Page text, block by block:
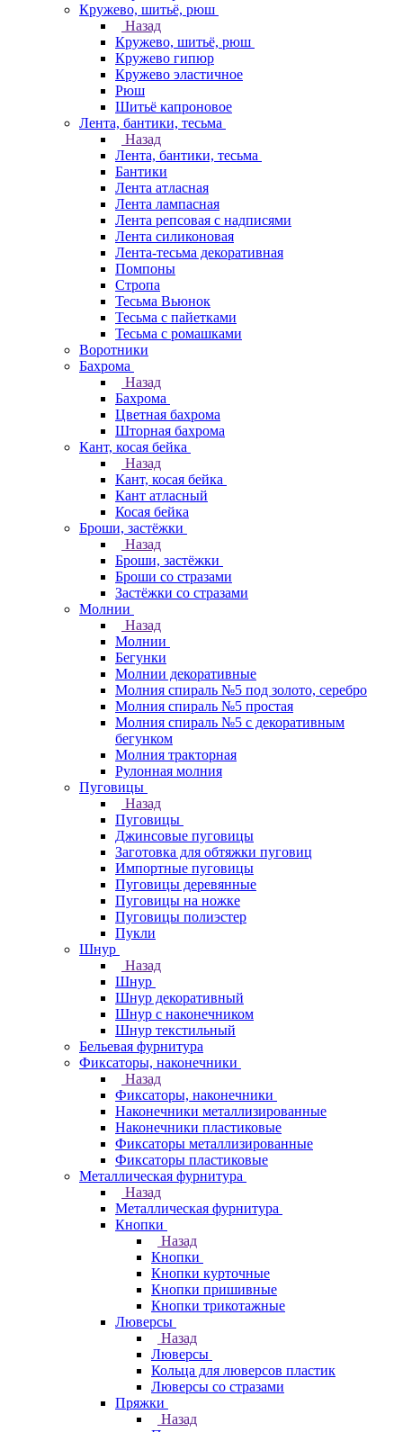
Кружево, шитьё, рюш
Назад
Кружево, шитьё, рюш
Кружево гипюр
Кружево эластичное
Рюш
Шитьё капроновое
Лента, бантики, тесьма
Назад
Лента, бантики, тесьма
Бантики
Лента атласная
Лента лампасная
Лента репсовая с надписями
Лента силиконовая
Лента-тесьма декоративная
Помпоны
Стропа
Тесьма Вьюнок
Тесьма с пайетками
Тесьма с ромашками
Воротники
Бахрома
Назад
Бахрома
Цветная бахрома
Шторная бахрома
Кант, косая бейка
Назад
Кант, косая бейка
Кант атласный
Косая бейка
Броши, застёжки
Назад
Броши, застёжки
Броши со стразами
Застёжки со стразами
Молнии
Назад
Молнии
Бегунки
Молнии декоративные
Молния спираль №5 под золото, серебро
Молния спираль №5 простая
Молния спираль №5 с декоративным
бегунком
Молния тракторная
Рулонная молния
Пуговицы
Назад
Пуговицы
Джинсовые пуговицы
Заготовка для обтяжки пуговиц
Импортные пуговицы
Пуговицы деревянные
Пуговицы на ножке
Пуговицы полиэстер
Пукли
Шнур
Назад
Шнур
Шнур декоративный
Шнур с наконечником
Шнур текстильный
Бельевая фурнитура
Фиксаторы, наконечники
Назад
Фиксаторы, наконечники
Наконечники металлизированные
Наконечники пластиковые
Фиксаторы металлизированные
Фиксаторы пластиковые
Металлическая фурнитура
Назад
Металлическая фурнитура
Кнопки
Назад
Кнопки
Кнопки курточные
Кнопки пришивные
Кнопки трикотажные
Люверсы
Назад
Люверсы
Кольца для люверсов пластик
Люверсы со стразами
Пряжки
Назад